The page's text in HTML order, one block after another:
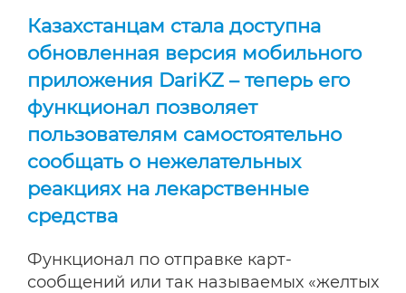
Казахстанцам стала доступна
обновленная версия мобильного
приложения DariKZ – теперь его
функционал позволяет
пользователям самостоятельно
сообщать о нежелательных
реакциях на лекарственные
средства
Функционал по отправке карт-
сообщений или так называемых «желтых